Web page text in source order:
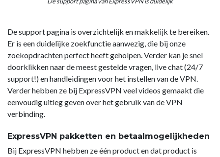
De support pagina is overzichtelijk en makkelijk te bereiken.
Er is een duidelijke zoekfunctie aanwezig, die bij onze
zoekopdrachten perfect heeft geholpen. Verder kan je snel
doorklikken naar de meest gestelde vragen, live chat (24/7
support!) en handleidingen voor het instellen van de VPN.
Verder hebben ze bij ExpressVPN veel videos gemaakt die
eenvoudig uitleg geven over het gebruik van de VPN
verbinding.
ExpressVPN pakketten en betaalmogelijkheden
Bij ExpressVPN hebben ze één product en dat product is